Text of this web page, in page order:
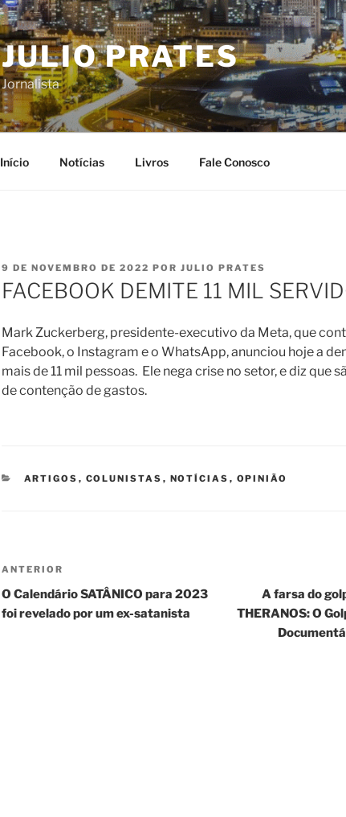
JULIO PRATES
Jornalista
Início Notícias Livros Fale Conosco
PUBLICADO
EM
9 DE NOVEMBRO DE 2022 POR JULIO PRATES
FACEBOOK DEMITE 11 MIL
Mark Zuckerberg, presidente-executivo da Meta, que
Facebook, o Instagram e o WhatsApp, anunciou hoje a
mais de 11 mil pessoas. Ele nega crise no setor, e diz que
de contenção de gastos.
CATEGORIAS
ARTIGOS , COLUNISTAS , NOTÍCIAS , OPINIÃO
Navegação
de
Post
Post
anterior
ANTERIOR
O Calendário SATÂNICO para 2023
foi revelado por um ex-satanista
A farsa do
THERANOS: O